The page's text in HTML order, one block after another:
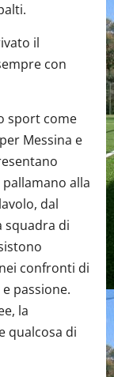
il
con
sport come
Messina e
alla
dal
squadra di
confronti di
passione.
la
qualcosa di